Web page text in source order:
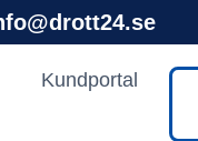
Kontakt
Kundportal